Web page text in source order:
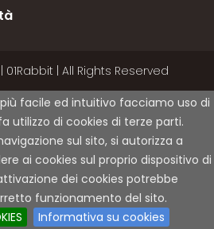
facile ed intuitivo facciamo uso di
utilizzo di cookies di terze parti.
sul sito, si autorizza a
ai cookies sul proprio dispositivo di
dei cookies potrebbe
funzionamento del sito.
Informativa su cookies
| All Rights Reserved